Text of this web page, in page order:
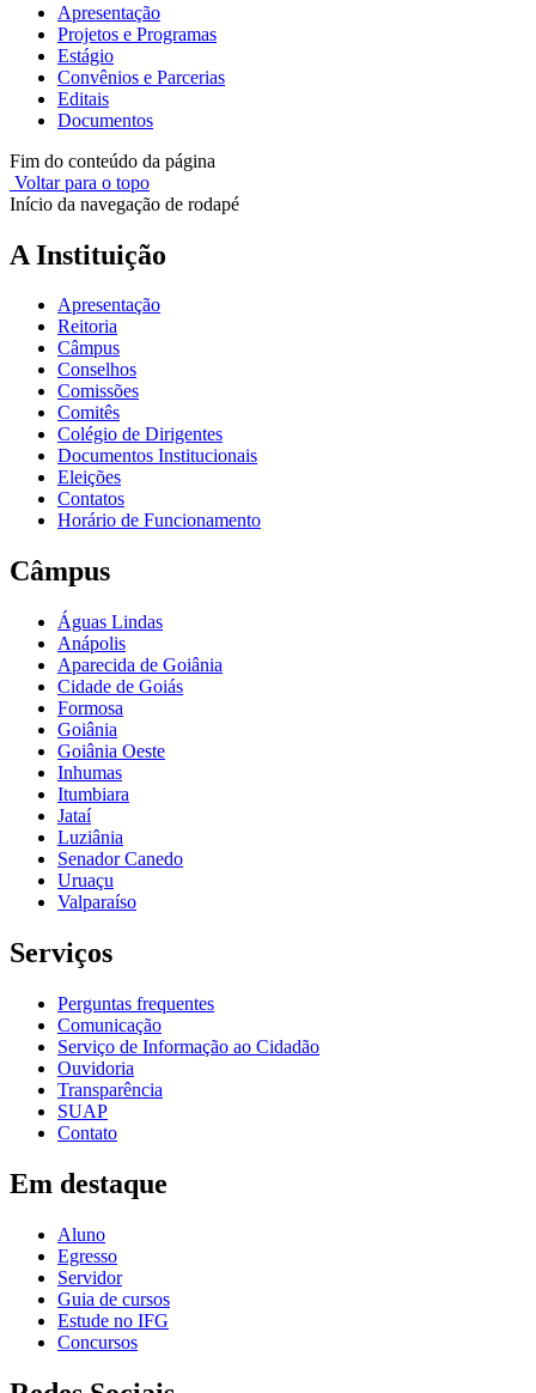
Apresentação
Projetos e Programas
Estágio
Convênios e Parcerias
Editais
Documentos
Fim do conteúdo da página
Voltar para o topo
Início da navegação de rodapé
A Instituição
Apresentação
Reitoria
Câmpus
Conselhos
Comissões
Comitês
Colégio de Dirigentes
Documentos Institucionais
Eleições
Contatos
Horário de Funcionamento
Câmpus
Águas Lindas
Anápolis
Aparecida de Goiânia
Cidade de Goiás
Formosa
Goiânia
Goiânia Oeste
Inhumas
Itumbiara
Jataí
Luziânia
Senador Canedo
Uruaçu
Valparaíso
Serviços
Perguntas frequentes
Comunicação
Serviço de Informação ao Cidadão
Ouvidoria
Transparência
SUAP
Contato
Em destaque
Aluno
Egresso
Servidor
Guia de cursos
Estude no IFG
Concursos